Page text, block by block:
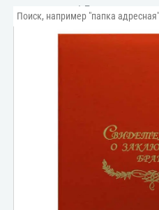
документов
/ Для личных